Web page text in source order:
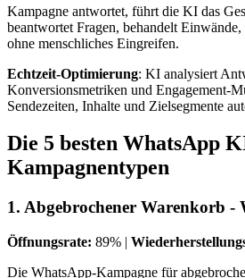
Kampagne antwortet, führt die KI das
beantwortet Fragen, behandelt
ohne menschliches Eingreifen.
Echtzeit-Optimierung: KI analysiert
Konversionsmetriken und Engagement-
Sendezeiten, Inhalte und Zielsegmente
Die 5 besten WhatsApp
Kampagnentypen
1. Abgebrochener Warenkorb -
Öffnungsrate: 89% |
Die WhatsApp-Kampagne für